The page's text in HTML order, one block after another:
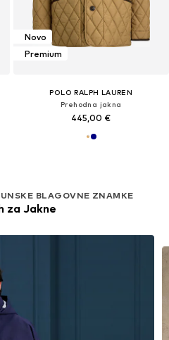
Novo
Premium
POLO RALPH LAUREN
Prehodna jakna
445,00 €
BLAGOVNE ZNAMKE
za Jakne